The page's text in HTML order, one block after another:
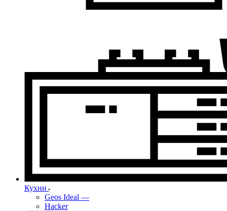
Кухни
Geos Ideal —
Hacker